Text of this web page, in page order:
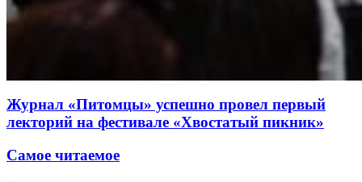
Журнал «Питомцы» успешно провел первый
лекторий на фестивале «Хвостатый пикник»
Самое читаемое